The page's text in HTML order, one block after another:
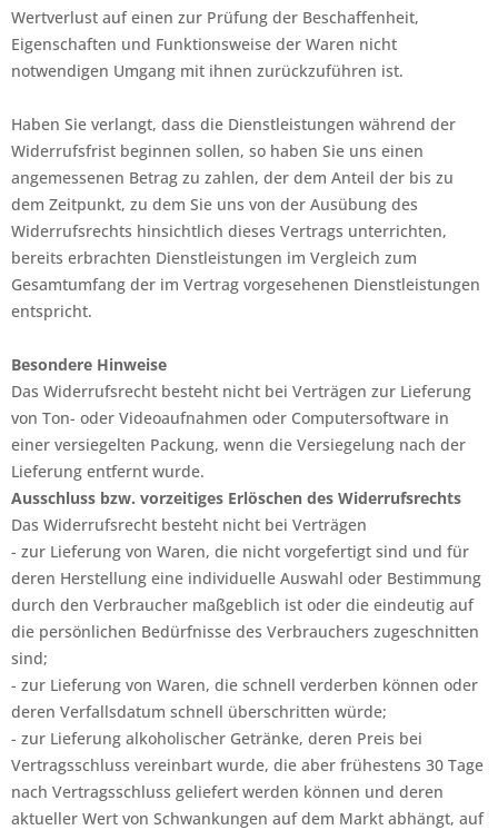
Wertverlust auf einen zur Prüfung der Beschaffenheit,
Eigenschaften und Funktionsweise der Waren nicht
notwendigen Umgang mit ihnen zurückzuführen ist.
Haben Sie verlangt, dass die Dienstleistungen während der
Widerrufsfrist beginnen sollen, so haben Sie uns einen
angemessenen Betrag zu zahlen, der dem Anteil der bis zu
dem Zeitpunkt, zu dem Sie uns von der Ausübung des
Widerrufsrechts hinsichtlich dieses Vertrags unterrichten,
bereits erbrachten Dienstleistungen im Vergleich zum
Gesamtumfang der im Vertrag vorgesehenen Dienstleistungen
entspricht.
Besondere Hinweise
Das Widerrufsrecht besteht nicht bei Verträgen zur Lieferung
von Ton- oder Videoaufnahmen oder Computersoftware in
einer versiegelten Packung, wenn die Versiegelung nach der
Lieferung entfernt wurde.
Ausschluss bzw. vorzeitiges Erlöschen des Widerrufsrechts
Das Widerrufsrecht besteht nicht bei Verträgen
- zur Lieferung von Waren, die nicht vorgefertigt sind und für
deren Herstellung eine individuelle Auswahl oder Bestimmung
durch den Verbraucher maßgeblich ist oder die eindeutig auf
die persönlichen Bedürfnisse des Verbrauchers zugeschnitten
sind;
- zur Lieferung von Waren, die schnell verderben können oder
deren Verfallsdatum schnell überschritten würde;
- zur Lieferung alkoholischer Getränke, deren Preis bei
Vertragsschluss vereinbart wurde, die aber frühestens 30 Tage
nach Vertragsschluss geliefert werden können und deren
aktueller Wert von Schwankungen auf dem Markt abhängt, auf